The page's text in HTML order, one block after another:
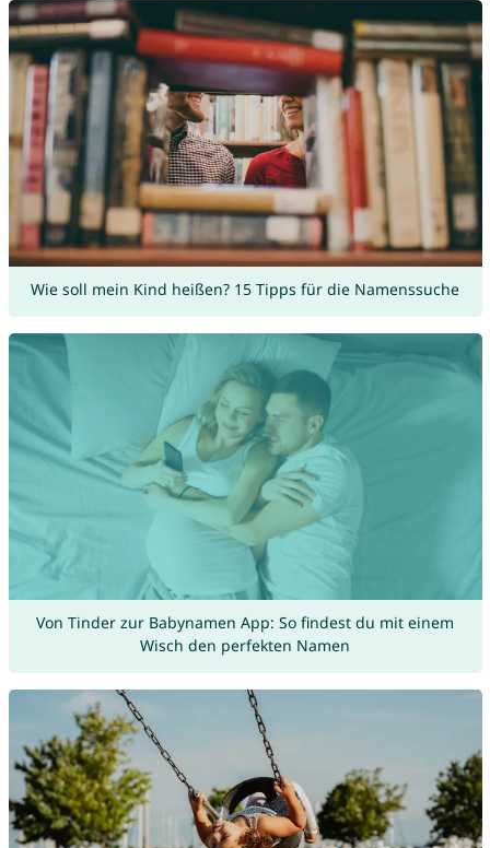
Wie soll mein Kind heißen? 15 Tipps für die Namenssuche
Von Tinder zur Babynamen App: So findest du mit einem
Wisch den perfekten Namen